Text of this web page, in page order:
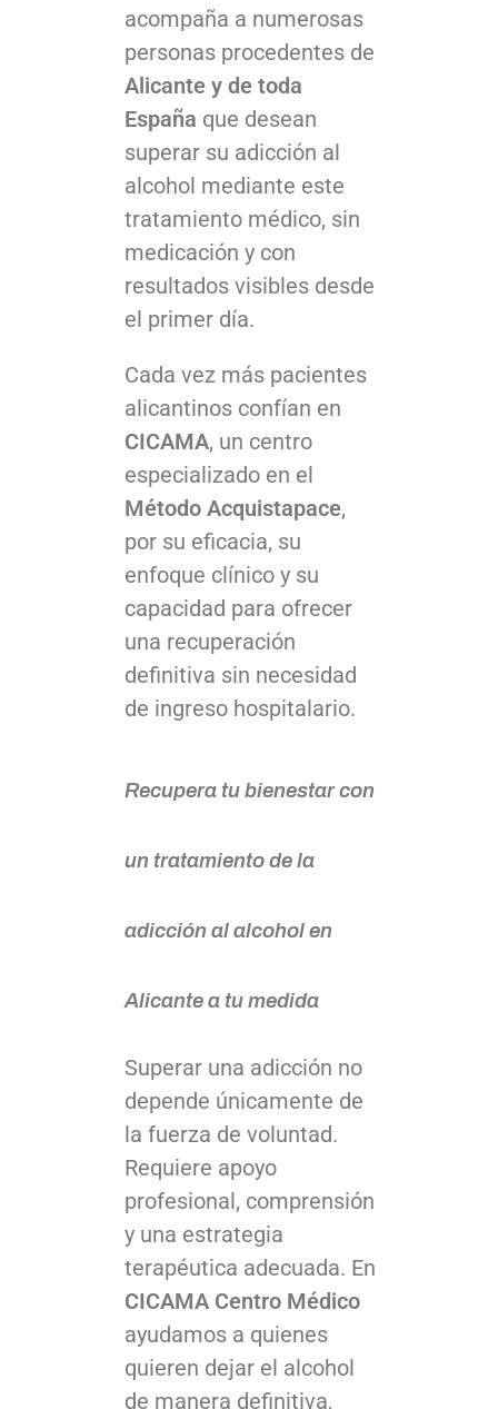
acompaña a numerosas
personas procedentes de
Alicante y de toda
España que desean
superar su adicción al
alcohol mediante este
tratamiento médico, sin
medicación y con
resultados visibles desde
el primer día.
Cada vez más pacientes
alicantinos confían en
CICAMA, un centro
especializado en el
Método Acquistapace,
por su eficacia, su
enfoque clínico y su
capacidad para ofrecer
una recuperación
definitiva sin necesidad
de ingreso hospitalario.
Recupera tu bienestar con
un tratamiento de la
adicción al alcohol en
Alicante a tu medida
Superar una adicción no
depende únicamente de
la fuerza de voluntad.
Requiere apoyo
profesional, comprensión
y una estrategia
terapéutica adecuada. En
CICAMA Centro Médico
ayudamos a quienes
quieren dejar el alcohol
de manera definitiva,